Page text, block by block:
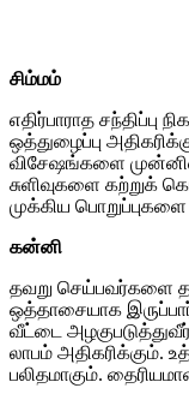
சிம்மம்
எதிர்பாராத சந்திப்பு
ஒத்துழைப்பு
விசேஷங்களை
சுளிவுகளை கற்றுக்
முக்கிய
கன்னி
தவறு செய்பவர்களை
ஒத்தாசையாக
வீட்டை
லாபம் அதிகரிக்கும்.
பலிதமாகும்.